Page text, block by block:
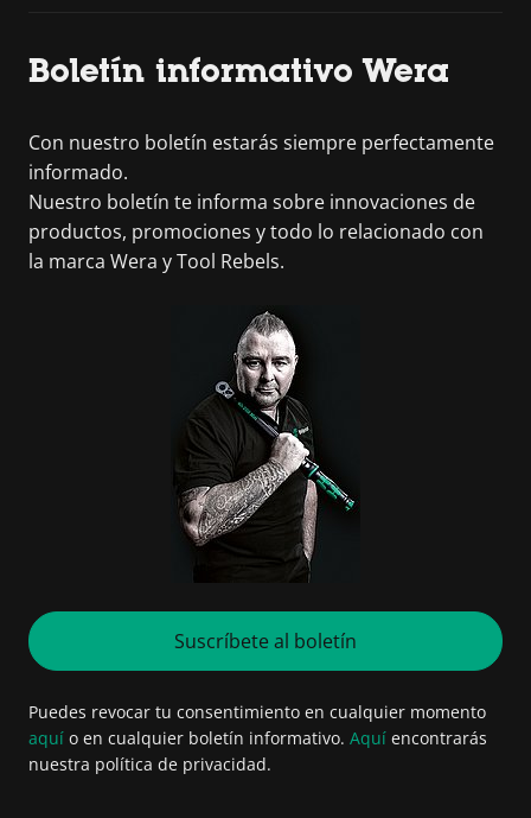
Boletín informativo Wera
Con nuestro boletín estarás siempre perfectamente
informado.
Nuestro boletín te informa sobre innovaciones de
productos, promociones y todo lo relacionado con
la marca Wera y Tool Rebels.
Suscríbete al boletín
Puedes revocar tu consentimiento en cualquier momento
aquí o en cualquier boletín informativo. Aquí encontrarás
nuestra política de privacidad.